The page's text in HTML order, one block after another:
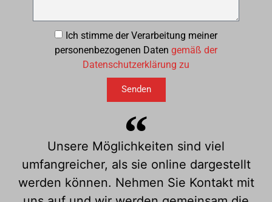
Ich stimme der Verarbeitung meiner
personenbezogenen Daten gemäß der
Datenschutzerklärung zu
Senden
Unsere Möglichkeiten sind viel
umfangreicher, als sie online dargestellt
werden können. Nehmen Sie Kontakt mit